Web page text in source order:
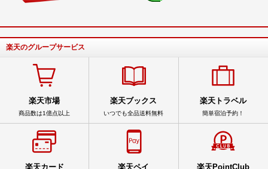
楽天のグループサービス
楽天市場
商品数は1億点以上
楽天ブックス
いつでも全品送料無料
楽天トラベル
簡単宿泊予約！
楽天カード 楽天ペイ 楽天PointClub